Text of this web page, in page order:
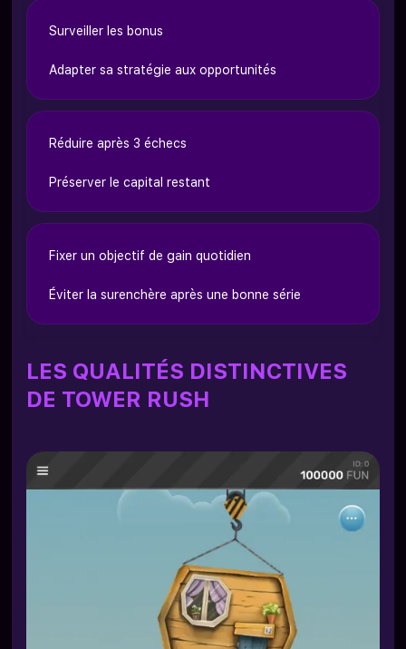
Surveiller les bonus
Adapter sa stratégie aux opportunités
Réduire après 3 échecs
Préserver le capital restant
Fixer un objectif de gain quotidien
Éviter la surenchère après une bonne série
LES QUALITÉS DISTINCTIVES
DE TOWER RUSH